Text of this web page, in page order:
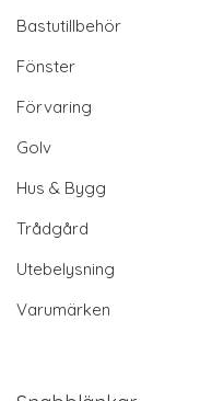
Bastutillbehör
Fönster
Förvaring
Golv
Hus & Bygg
Trådgård
Utebelysning
Varumärken